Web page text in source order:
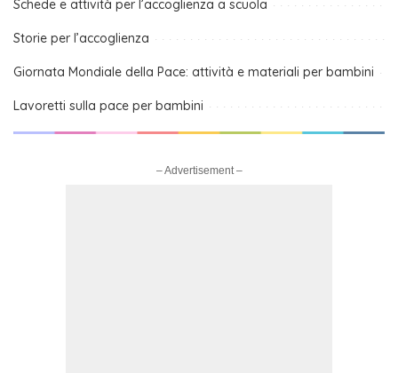
Schede e attività per l’accoglienza a scuola
Storie per l’accoglienza
Giornata Mondiale della Pace: attività e materiali per bambini
Lavoretti sulla pace per bambini
– Advertisement –